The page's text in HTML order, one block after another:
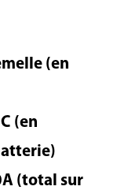
(en
(en
(total sur